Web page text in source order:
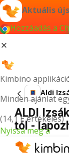
Aktuális
Hozzáadás a
Kimbino
Minden ajánlat
(14,1 E értékelés)
Nyissa meg a
Aldi
ALDI
tól -